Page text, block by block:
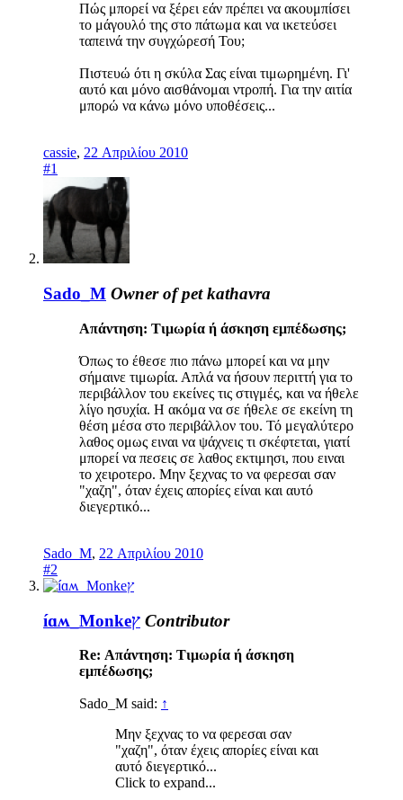
Πώς μπορεί να ξέρει εάν πρέπει να ακουμπίσει
το μάγουλό της στο πάτωμα και να ικετεύσει
ταπεινά την συγχώρεσή Του;
Πιστευώ ότι η σκύλα Σας είναι τιμωρημένη. Γι'
αυτό και μόνο αισθάνομαι ντροπή. Για την αιτία
μπορώ να κάνω μόνο υποθέσεις...
cassie, 22 Απριλίου 2010
#1
Sado_M Owner of pet kathavra
Απάντηση: Τιμωρία ή άσκηση εμπέδωσης;
Όπως το έθεσε πιο πάνω μπορεί και να μην
σήμαινε τιμωρία. Απλά να ήσουν περιττή για το
περιβάλλον του εκείνες τις στιγμές, και να ήθελε
λίγο ησυχία. Η ακόμα να σε ήθελε σε εκείνη τη
θέση μέσα στο περιβάλλον του. Τό μεγαλύτερο
λαθος ομως ειναι να ψάχνεις τι σκέφτεται, γιατί
μπορεί να πεσεις σε λαθος εκτιμησι, που ειναι
το χειροτερο. Μην ξεχνας το να φερεσαι σαν
"χαζη", όταν έχεις απορίες είναι και αυτό
διεγερτικό...
Sado_M, 22 Απριλίου 2010
#2
íɑʍ_Monkeץ Contributor
Re: Απάντηση: Τιμωρία ή άσκηση
εμπέδωσης;
Sado_M said: ↑
Μην ξεχνας το να φερεσαι σαν
"χαζη", όταν έχεις απορίες είναι και
αυτό διεγερτικό...
Click to expand...